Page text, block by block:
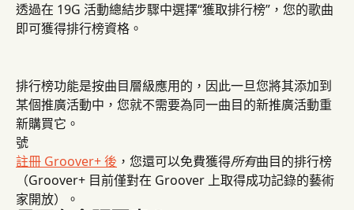
透過在 19G 活動總結步驟中選擇“獲取排行榜”，您的歌曲
即可獲得排行榜資格。
排行榜功能是按曲目層級應用的，因此一旦您將其添加到
某個推廣活動中，您就不需要為同一曲目的新推廣活動重
新購買它。
號
註冊 Groover+ 後 ，您還可以免費獲得所有曲目的排行榜
（Groover+ 目前僅對在 Groover 上取得成功記錄的藝術
家開放）。